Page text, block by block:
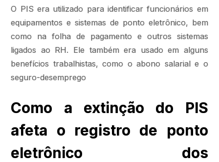
O PIS era utilizado para identificar funcionários em
equipamentos e sistemas de ponto eletrônico, bem
como na folha de pagamento e outros sistemas
ligados ao RH. Ele também era usado em alguns
benefícios trabalhistas, como o abono salarial e o
seguro-desemprego
Como a extinção do PIS
afeta o registro de ponto
eletrônico dos